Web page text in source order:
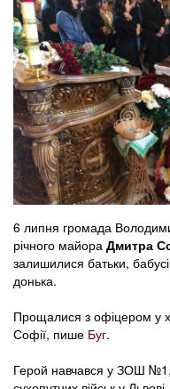
6 липня громада
річного майора Дмитра
залишилися батьки,
донька.
Прощалися з офіцером у
Софії, пише Буг.
Герой навчався у ЗОШ №1,